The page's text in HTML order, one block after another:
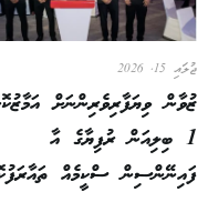
ޖުލައި 15, 2026
ޒުވާން ވިޔަފާރިވެރިންނަށް
1 ބިލިއަން ރުފިޔާގެ އާ
ފައިނޭންސިން ސްކީމެއް